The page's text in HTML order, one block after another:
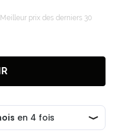
Meilleur prix des derniers 30